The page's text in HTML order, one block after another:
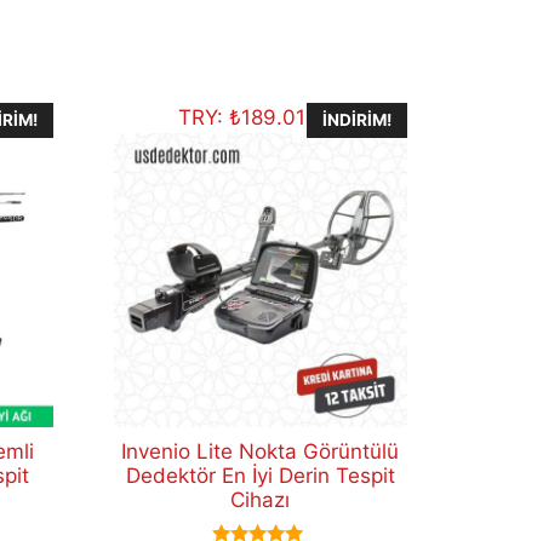
TRY:₺189.014,11İNDIRIM!
Invenio Lite Nokta Görüntülü
Dedektör En İyi Derin Tespit
Cihazı